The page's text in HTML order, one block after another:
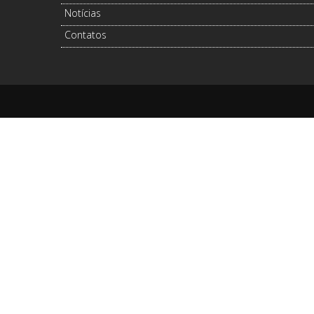
Notícias
Contatos